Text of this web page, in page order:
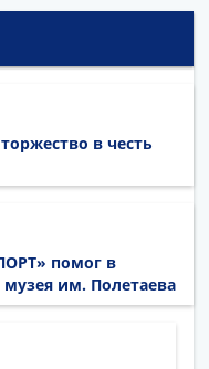
в честь
помог в
музея им. Полетаева